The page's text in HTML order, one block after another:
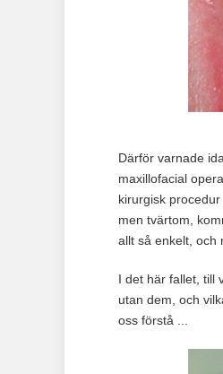
Därför varnade
maxillofacial
kirurgisk
men tvärtom,
allt så enkelt, och
I det här fallet, till
utan dem, och
oss förstå ...